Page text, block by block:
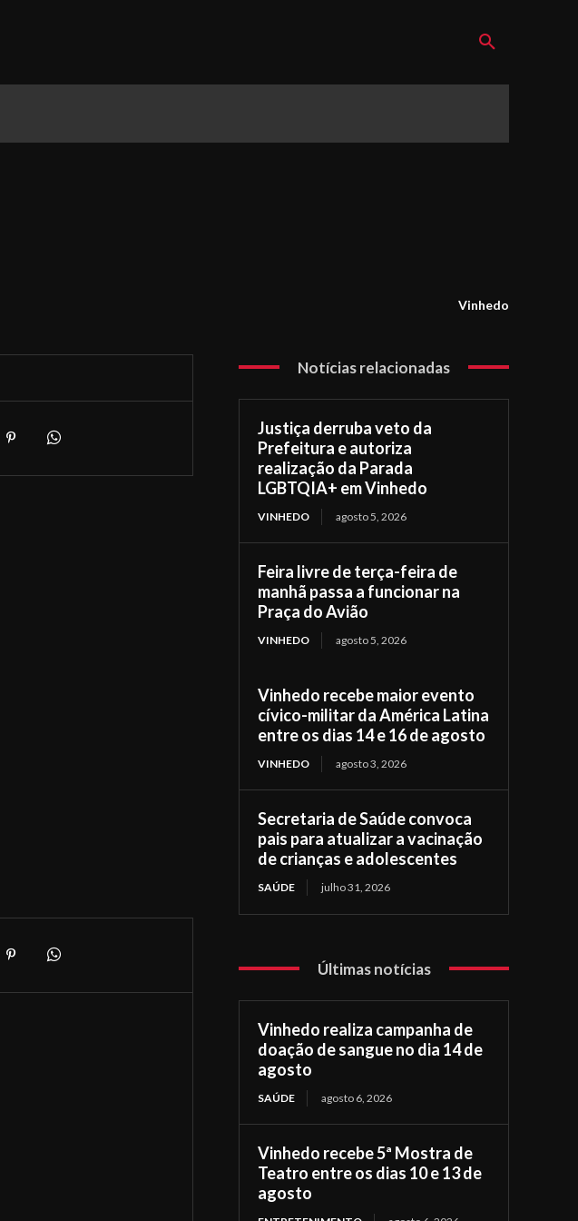
Vinhedo
Notícias relacionadas
Justiça derruba veto da
Prefeitura e autoriza
realização da Parada
LGBTQIA+ em Vinhedo
VINHEDO agosto 5, 2026
Feira livre de terça-feira de
manhã passa a funcionar na
Praça do Avião
VINHEDO agosto 5, 2026
Vinhedo recebe maior evento
cívico-militar da América Latina
entre os dias 14 e 16 de agosto
VINHEDO agosto 3, 2026
Secretaria de Saúde convoca
pais para atualizar a vacinação
de crianças e adolescentes
SAÚDE julho 31, 2026
Últimas notícias
Vinhedo realiza campanha de
doação de sangue no dia 14 de
agosto
SAÚDE agosto 6, 2026
Vinhedo recebe 5ª Mostra de
Teatro entre os dias 10 e 13 de
agosto